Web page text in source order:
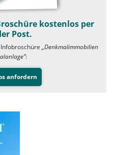
kostenlos per
Post.
„Denkmalimmobilien
:
anfordern